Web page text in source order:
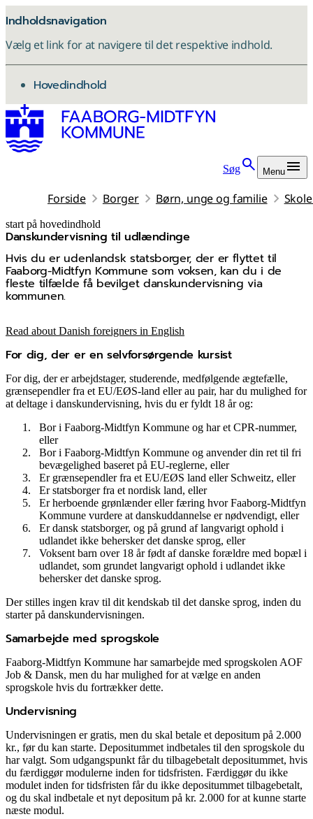
Indholdsnavigation
Vælg et link for at navigere til det respektive indhold.
gå til
Hovedindhold
Søg Menu
Forside Borger Børn, unge og familie
start på hovedindhold
Dansk­undervisning til udlændinge
Hvis du er udenlandsk statsborger, der er flyttet til
Faaborg-Midtfyn Kommune som voksen, kan du i de
fleste tilfælde få bevilget danskundervisning via
kommunen.
senest opdateret 7. juli 2026
Read about Danish foreigners in English
For dig, der er en selvforsørgende kursist
For dig, der er arbejdstager, studerende, medfølgende ægtefælle,
grænsependler fra et EU/EØS-land eller au pair, har du mulighed for
at deltage i danskundervisning, hvis du er fyldt 18 år og:
Bor i Faaborg-Midtfyn Kommune og har et CPR-nummer,
eller
Bor i Faaborg-Midtfyn Kommune og anvender din ret til fri
bevægelighed baseret på EU-reglerne, eller
Er grænsependler fra et EU/EØS land eller Schweitz, eller
Er statsborger fra et nordisk land, eller
Er herboende grønlænder eller færing hvor Faaborg-Midtfyn
Kommune vurdere at danskuddannelse er nødvendigt, eller
Er dansk statsborger, og på grund af langvarigt ophold i
udlandet ikke behersker det danske sprog, eller
Voksent barn over 18 år født af danske forældre med bopæl i
udlandet, som grundet langvarigt ophold i udlandet ikke
behersker det danske sprog.
Der stilles ingen krav til dit kendskab til det danske sprog, inden du
starter på danskundervisningen.
Samarbejde med sprogskole
Faaborg-Midtfyn Kommune har samarbejde med sprogskolen AOF
Job & Dansk, men du har mulighed for at vælge en anden
sprogskole hvis du fortrækker dette.
Undervisning
Undervisningen er gratis, men du skal betale et depositum på 2.000
kr., før du kan starte. Depositummet indbetales til den sprogskole du
har valgt. Som udgangspunkt får du tilbagebetalt depositummet, hvis
du færdiggør modulerne inden for tidsfristen. Færdiggør du ikke
modulet inden for tidsfristen får du ikke depositummet tilbagebetalt,
og du skal indbetale et nyt depositum på kr. 2.000 for at kunne starte
næste modul.